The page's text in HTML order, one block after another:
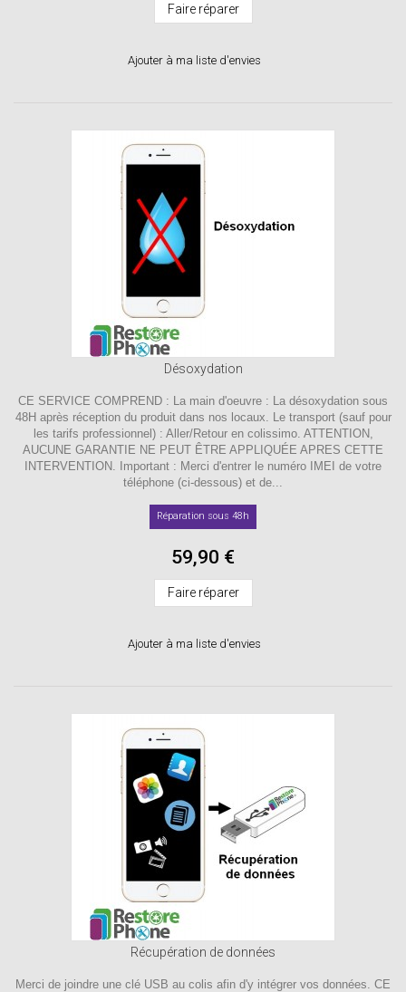
Faire réparer
Ajouter à ma liste d'envies
Désoxydation
CE SERVICE COMPREND : La main d'oeuvre : La désoxydation sous
48H après réception du produit dans nos locaux. Le transport (sauf pour
les tarifs professionnel) : Aller/Retour en colissimo. ATTENTION,
AUCUNE GARANTIE NE PEUT ÊTRE APPLIQUÉE APRES CETTE
INTERVENTION. Important : Merci d'entrer le numéro IMEI de votre
téléphone (ci-dessous) et de...
Réparation sous 48h
59,90 €
Faire réparer
Ajouter à ma liste d'envies
Récupération de données
Merci de joindre une clé USB au colis afin d'y intégrer vos données. CE